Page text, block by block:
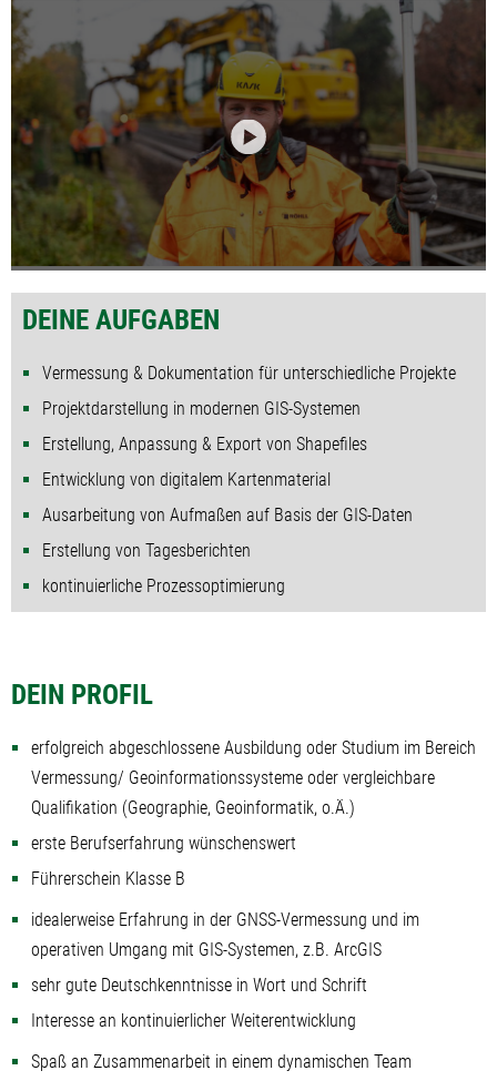
DEINE AUFGABEN
Vermessung & Dokumentation für unterschiedliche Projekte
Projektdarstellung in modernen GIS-Systemen
Erstellung, Anpassung & Export von Shapefiles
Entwicklung von digitalem Kartenmaterial
Ausarbeitung von Aufmaßen auf Basis der GIS-Daten
Erstellung von Tagesberichten
kontinuierliche Prozessoptimierung
DEIN PROFIL
erfolgreich abgeschlossene Ausbildung oder Studium im Bereich
Vermessung/ Geoinformationssysteme oder vergleichbare
Qualifikation (Geographie, Geoinformatik, o.Ä.)
erste Berufserfahrung wünschenswert
Führerschein Klasse B
idealerweise Erfahrung in der GNSS-Vermessung und im
operativen Umgang mit GIS-Systemen, z.B. ArcGIS
sehr gute Deutschkenntnisse in Wort und Schrift
Interesse an kontinuierlicher Weiterentwicklung
Spaß an Zusammenarbeit in einem dynamischen Team